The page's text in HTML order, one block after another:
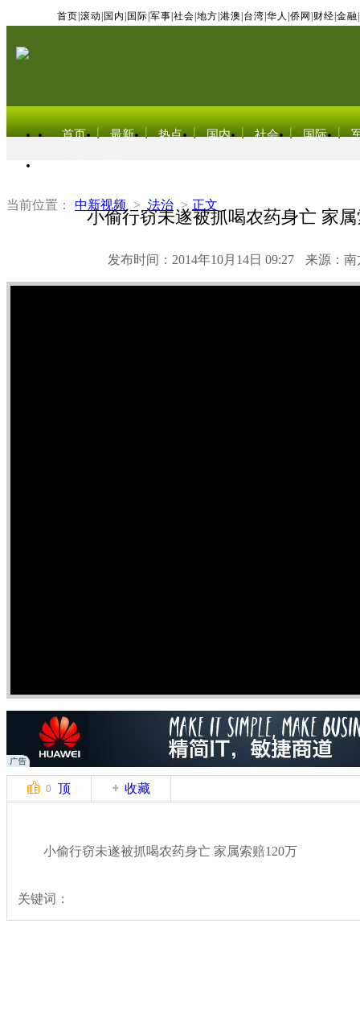
首页 滚动 国内 国际 军事 社会 地方 港澳 台湾 华人 侨网 财经 金融
首页 最新 热点 国内 社会 国际
当前位置： 中新视频 > 法治 > 正文
小偷行窃未遂被抓喝农药身亡 家属
发布时间：2014年10月14日 09:27 来源：南
0 顶 收藏
小偷行窃未遂被抓喝农药身亡 家属索赔120万
关键词：